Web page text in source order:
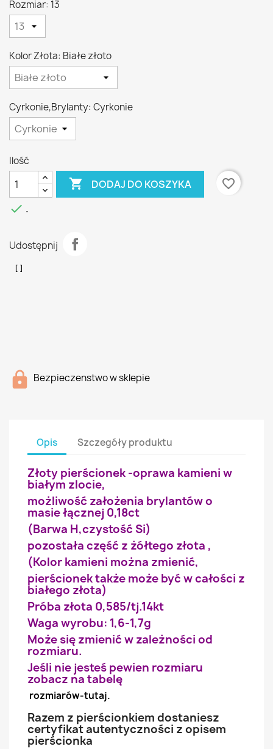
Rozmiar: 13
Kolor Złota: Białe złoto
Cyrkonie,Brylanty: Cyrkonie
Ilość
 DODAJ DO KOSZYKA
favorite_border
 .
Udostępnij
Bezpieczenstwo w sklepie
Opis Szczegóły produktu
Złoty pierścionek -oprawa kamieni w
białym zlocie,
możliwość założenia brylantów o
masie łącznej 0,18ct
(Barwa H,czystość Si)
pozostała część z żółtego złota ,
(Kolor kamieni można zmienić,
pierścionek także może być w całości z
białego złota)
Próba złota 0,585/tj.14kt
Waga wyrobu: 1,6-1,7g
Może się zmienić w zależności od
rozmiaru.
Jeśli nie jesteś pewien rozmiaru
zobacz na tabelę
rozmiarów-tutaj.
Razem z pierścionkiem dostaniesz
certyfikat autentyczności z opisem
pierścionka